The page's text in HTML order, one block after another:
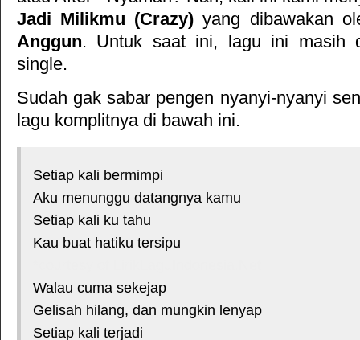
Jadi Milikmu (Crazy) yang dibawakan
Anggun. Untuk saat ini, lagu ini masih
single.
Sudah gak sabar pengen nyanyi-nyanyi
lagu komplitnya di bawah ini.
Setiap kali bermimpi
Aku menunggu datangnya kamu
Setiap kali ku tahu
Kau buat hatiku tersipu
Walau cuma sekejap
Gelisah hilang, dan mungkin lenyap
Setiap kali terjadi